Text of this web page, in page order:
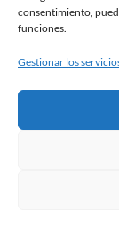
consentimiento,
funciones.
Gestionar los